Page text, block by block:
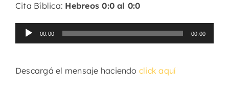
Cita Bíblica: Hebreos 0:0 al 0:0
Reproductor
de
00:00 00:00
Descargá el mensaje haciendo click aquí